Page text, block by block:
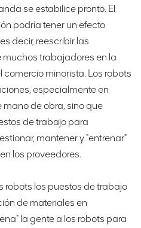
se estabilice pronto. El
podría tener un efecto
decir, reescribir las
trabajadores en la
minorista. Los robots
especialmente en
de obra, sino que
de trabajo para
mantener y "entrenar"
los proveedores.
robots los puestos de trabajo
de materiales en
la gente a los robots para